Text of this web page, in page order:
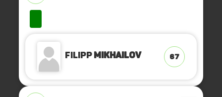
FilippMikhailov 67